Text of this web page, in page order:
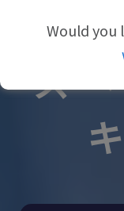
発さ
ス・
Would you